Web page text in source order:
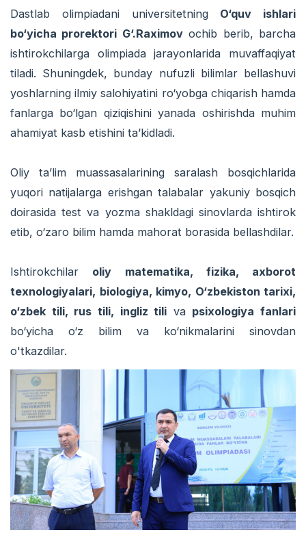
Dastlab olimpiadani universitetning O‘quv ishlari
bo‘yicha prorektori G‘.Raximovochib berib, barcha
ishtirokchilarga olimpiada jarayonlarida muvaffaqiyat
tiladi. Shuningdek, bunday nufuzli bilimlar bellashuvi
yoshlarning ilmiy salohiyatini ro‘yobga chiqarish hamda
fanlarga bo‘lgan qiziqishini yanada oshirishda muhim
ahamiyat kasb etishini ta’kidladi.
Oliy ta’lim muassasalarining saralash bosqichlarida
yuqori natijalarga erishgan talabalar yakuniy bosqich
doirasida test va yozma shakldagi sinovlarda ishtirok
etib, o‘zaro bilim hamda mahorat borasida bellashdilar.
Ishtirokchilar oliy matematika, fizika, axborot
texnologiyalari, biologiya, kimyo, O‘zbekiston tarixi,
o‘zbek tili, rus tili, ingliz tili va psixologiya fanlari
bo‘yicha o‘z bilim va ko‘nikmalarini sinovdan
o'tkazdilar.